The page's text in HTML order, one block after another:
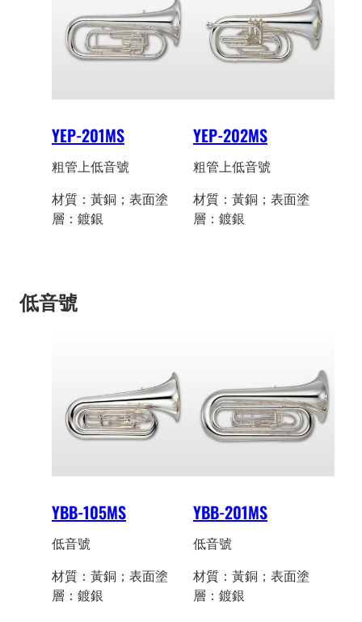
YEP-201MS
粗管上低音號
材質：黃銅；表面塗
層：鍍銀
YEP-202MS
粗管上低音號
材質：黃銅；表面塗
層：鍍銀
低音號
YBB-105MS
低音號
材質：黃銅；表面塗
層：鍍銀
YBB-201MS
低音號
材質：黃銅；表面塗
層：鍍銀